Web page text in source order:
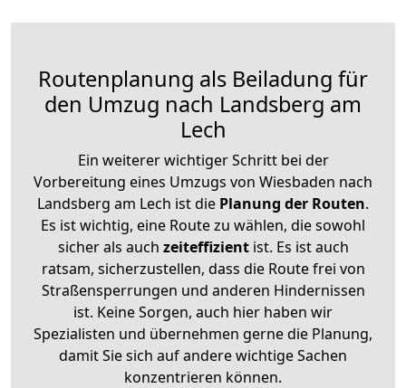
Routenplanung als Beiladung für
den Umzug nach Landsberg am
Lech
Ein weiterer wichtiger Schritt bei der
Vorbereitung eines Umzugs von Wiesbaden nach
Landsberg am Lech ist die Planung der Routen.
Es ist wichtig, eine Route zu wählen, die sowohl
sicher als auch zeiteffizientist. Es ist auch
ratsam, sicherzustellen, dass die Route frei von
Straßensperrungen und anderen Hindernissen
ist. Keine Sorgen, auch hier haben wir
Spezialisten und übernehmen gerne die Planung,
damit Sie sich auf andere wichtige Sachen
konzentrieren können.